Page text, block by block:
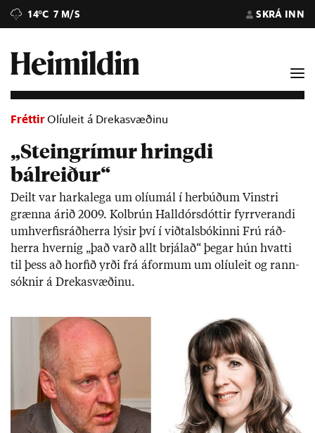
14°C 7 M/S SKRÁ INN
FréttirOlíuleit á Drekasvæðinu
„Steingrímur hringdi
bálreiður“
Deilt var harka­lega um ol­íu­mál í her­búð­um Vinstri
grænna ár­ið 2009. Kol­brún Hall­dórs­dótt­ir fyrr­ver­andi
um­hverf­is­ráð­herra lýs­ir því í við­tals­bók­inni Frú ráð­
herra hvernig „það varð allt brjál­að“ þeg­ar hún hvatti
til þess að horf­ið yrði frá áform­um um olíu­leit og rann­
sókn­ir á Dreka­svæð­inu.